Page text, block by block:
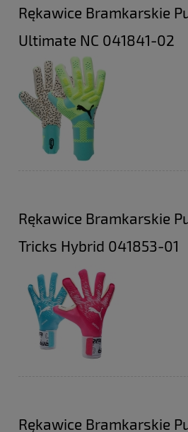
Rękawice Bramkarskie
Ultimate NC 041841-02
Rękawice Bramkarskie
Tricks Hybrid 041853-01
Rękawice Bramkarskie